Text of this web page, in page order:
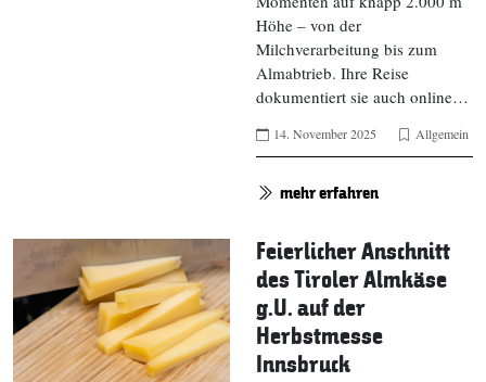
Höhe – von der
Milchverarbeitung bis zum
Almabtrieb. Ihre Reise
dokumentiert sie auch online…
14. November 2025 Allgemein
mehr erfahren
Feierlicher Anschnitt
des Tiroler Almkäse
g.U. auf der
Herbstmesse
Innsbruck